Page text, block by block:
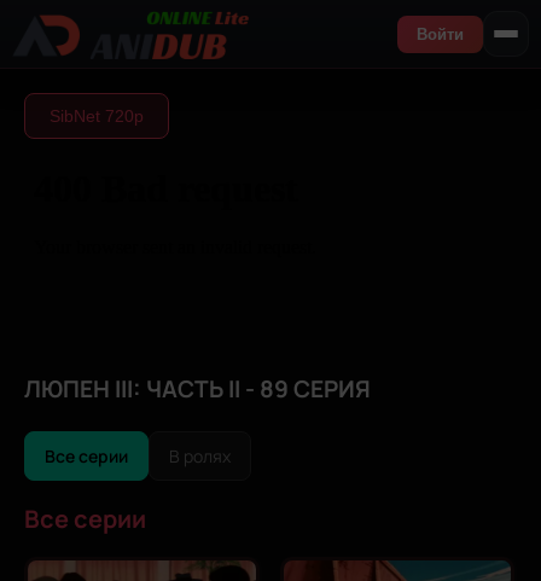
Войти
SibNet 720р
ЛЮПЕН III: ЧАСТЬ II - 89 СЕРИЯ
Все серии В ролях
Все серии